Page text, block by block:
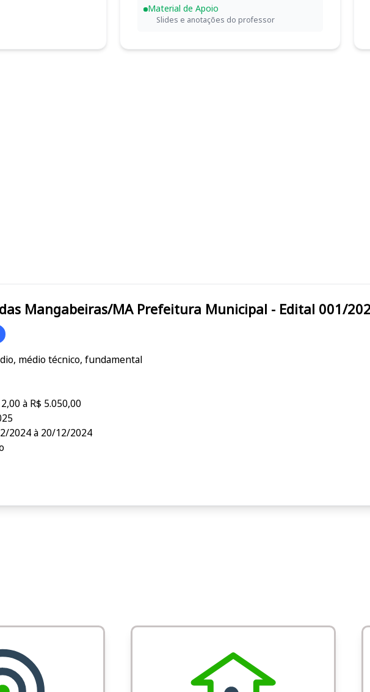
Material de Apoio
Slides e anotações do professor
São Raimundo das Mangabeiras/MA Prefeitura Municipal - Edital 001/
médio técnico, fundamental
à R$ 5.050,00
2024 à 20/12/2024